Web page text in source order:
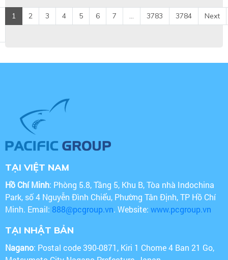
1 2 3 4 5 6 7 ... 3783 3784 Next
TẠI VIỆT NAM
Hồ Chí Minh: Phòng 5.8, Tầng 5, Khu B, Tòa nhà Indochina
Park, số 4 Nguyễn Đình Chiểu, Phường Tân Định, TP Hồ Chí
Minh. Email: 888@pcgroup.vn. Website: www.pcgroup.vn
TẠI NHẬT BẢN
Nagano: Postal code 390-0871, Kiri 1 Chome 4 Ban 21 Go,